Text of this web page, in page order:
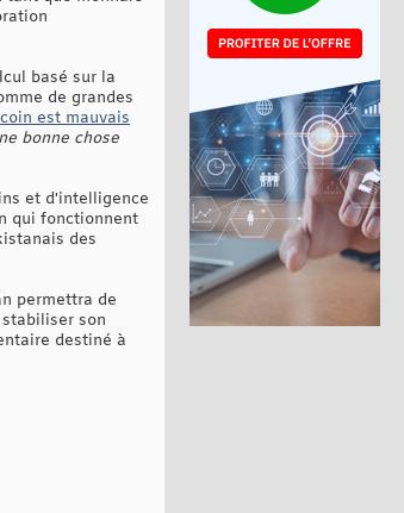
basé sur la
de grandes
est mauvais
bonne chose
et d'intelligence
qui fonctionnent
des
permettra de
son
destiné à